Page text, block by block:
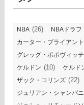
NBA (26) NBAドラフ
カーター・ブライアント
グレッグ・ポポヴィッチ
ケルドン (10) ケルド
ザック・コリンズ (22)
ジュリアン・シャンパ